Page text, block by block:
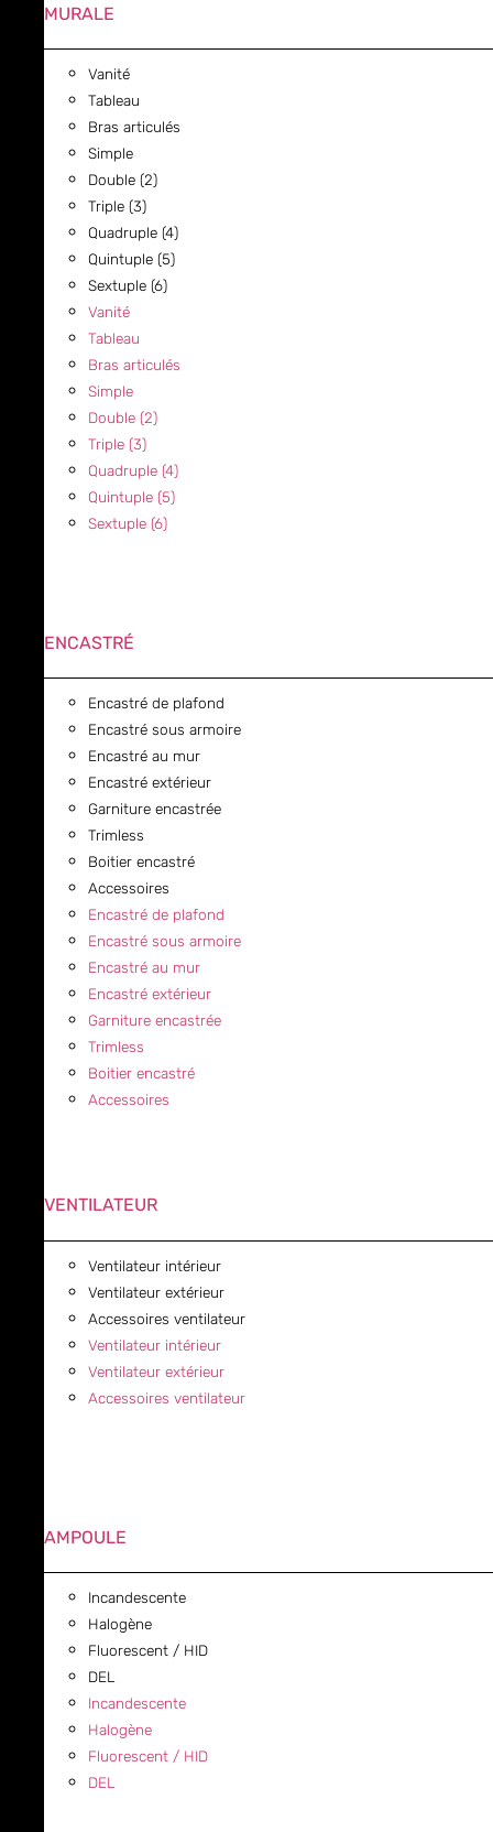
MURALE
Vanité
Tableau
Bras articulés
Simple
Double (2)
Triple (3)
Quadruple (4)
Quintuple (5)
Sextuple (6)
Vanité
Tableau
Bras articulés
Simple
Double (2)
Triple (3)
Quadruple (4)
Quintuple (5)
Sextuple (6)
ENCASTRÉ
Encastré de plafond
Encastré sous armoire
Encastré au mur
Encastré extérieur
Garniture encastrée
Trimless
Boitier encastré
Accessoires
Encastré de plafond
Encastré sous armoire
Encastré au mur
Encastré extérieur
Garniture encastrée
Trimless
Boitier encastré
Accessoires
VENTILATEUR
Ventilateur intérieur
Ventilateur extérieur
Accessoires ventilateur
Ventilateur intérieur
Ventilateur extérieur
Accessoires ventilateur
AMPOULE
Incandescente
Halogène
Fluorescent / HID
DEL
Incandescente
Halogène
Fluorescent / HID
DEL